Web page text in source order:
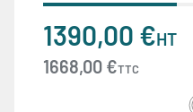
1390,00 €HT
1668,00 €TTC